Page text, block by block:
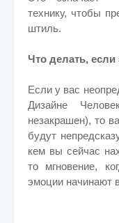
технику, чтобы
штиль.
Что делать,
Если у вас
Дизайне
незакрашен), то
будут
кем вы сейчас
то мгновение,
эмоции начинают